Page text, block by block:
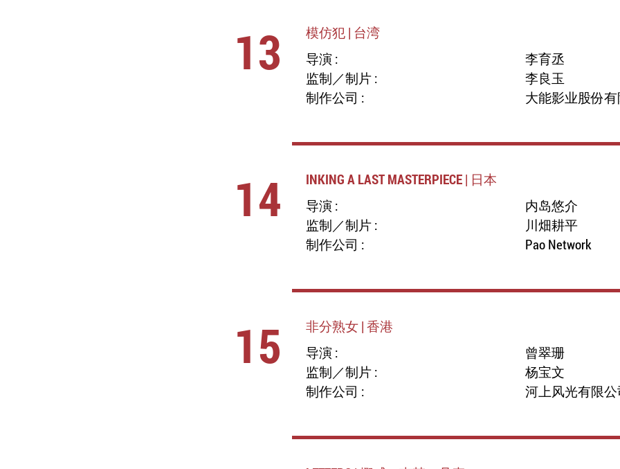
13
模仿犯 | 台湾
导演 :
李育丞
监制／制片 :
李良玉
制作公司 :
大能影业股份
14
INKING A LAST MASTERPIECE | 日本
导演 :
内岛悠介
监制／制片 :
川畑耕平
制作公司 :
Pao Network
15
非分熟女 | 香港
导演 :
曾翠珊
监制／制片 :
杨宝文
制作公司 :
河上风光有限